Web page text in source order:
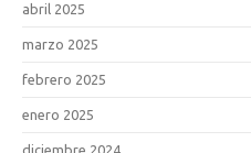
abril 2025
marzo 2025
febrero 2025
enero 2025
diciembre 2024